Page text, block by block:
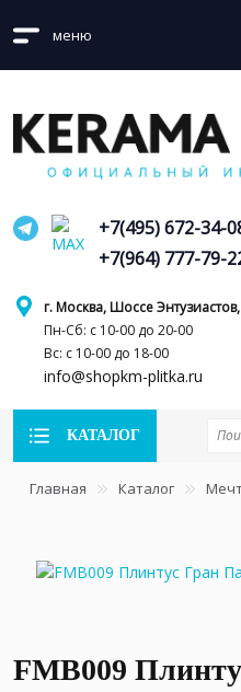
меню
г. Москва, Шоссе
Пн-Сб: с 10-00 до 20-00
Вс: с 10-00 до 18-00
info@shopkm-plitka.ru
+7(495) 672-34-
+7(964) 777-79-
КАТАЛОГ
Главная Каталог
FMB009